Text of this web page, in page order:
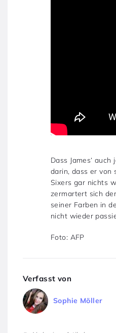
Dass James‘
darin, dass er von
Sixers gar nichts
zermartert sich
seiner Farben in
nicht wieder
Foto: AFP
Verfasst von
Sophie Möller